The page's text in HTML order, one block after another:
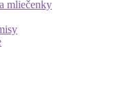
mliečenky